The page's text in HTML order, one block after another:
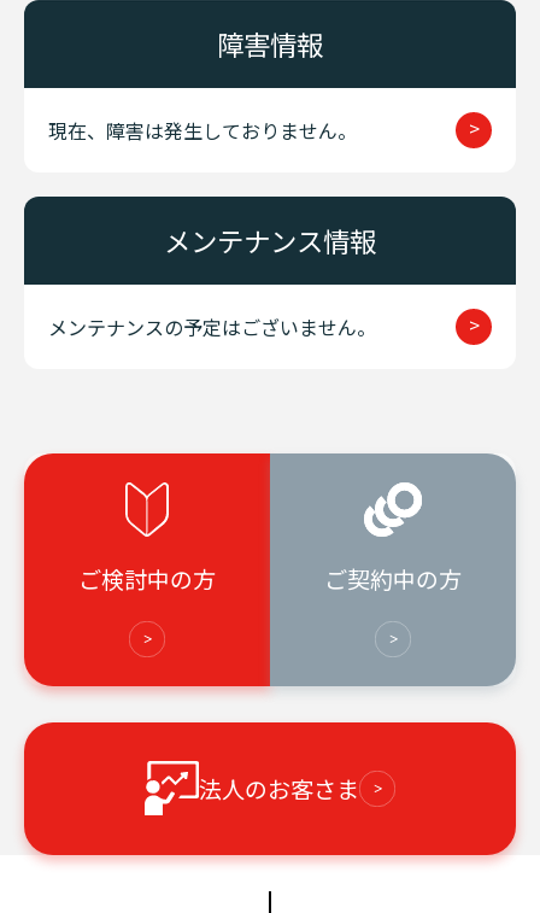
8月5日(水)午前11時から332chにて令和8年度高校生議
2026.07.30
2026年「第53回 米子がいな祭」生中継＆YouTube
特番放送決定！』
2026.07.24
【お詫びと訂正】ケーブルガイド8月号について
第52回「日本ケーブルテレビ大賞」番組アワードで
「新人優秀賞」「新人奨励賞」を受賞！
【募集中】地域×創造×挑戦！ 夏季仕事体験を開催し
障害情報
現在、障害は発生しておりません。 >
メンテナンス情報
メンテナンスの予定はございません。 >
ご検討中の方 ご契約中の方
法人のお客さま